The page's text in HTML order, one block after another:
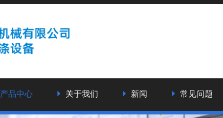
产品中心 关于我们 新闻 常见问题